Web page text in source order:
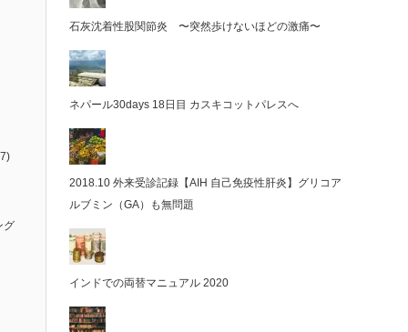
グ
石灰沈着性股関節炎 〜突然歩けないほどの激痛〜
ネパール30days 18日目 カスキコットパレスへ
2018.10 外来受診記録【AIH 自己免疫性肝炎】グリコア
ルブミン（GA）も無問題
インドでの両替マニュアル 2020